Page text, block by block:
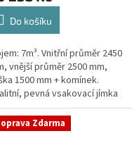
Do košíku
7m³. Vnitřní průměr 2450
vnější průměr 2500 mm,
1500 mm + komínek.
pevná vsakovací jímka
bez potřeby
Průměr přítoku a
+...
Zdarma